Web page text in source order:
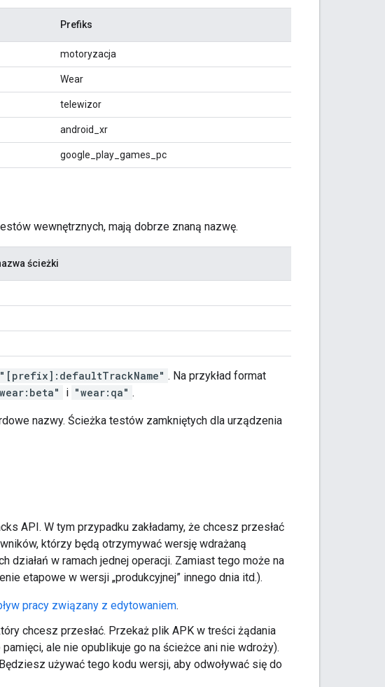
Prefiks
motoryzacja
Wear
telewizor
android_xr
google_play_games_pc
wewnętrznych, mają dobrze znaną nazwę.
ścieżki
"[prefix]:defaultTrackName" . Na przykład format
i "wear:qa" .
nazwy. Ścieżka testów zamkniętych dla urządzenia
API. W tym przypadku zakładamy, że chcesz przesłać
którzy będą otrzymywać wersję wdrażaną
działań w ramach jednej operacji. Zamiast tego może na
etapowe w wersji „produkcyjnej” innego dnia itd.).
pracy związany z edytowaniem.
chcesz przesłać. Przekaż plik APK w treści żądania
ale nie opublikuje go na ścieżce ani nie wdroży).
używać tego kodu wersji, aby odwoływać się do